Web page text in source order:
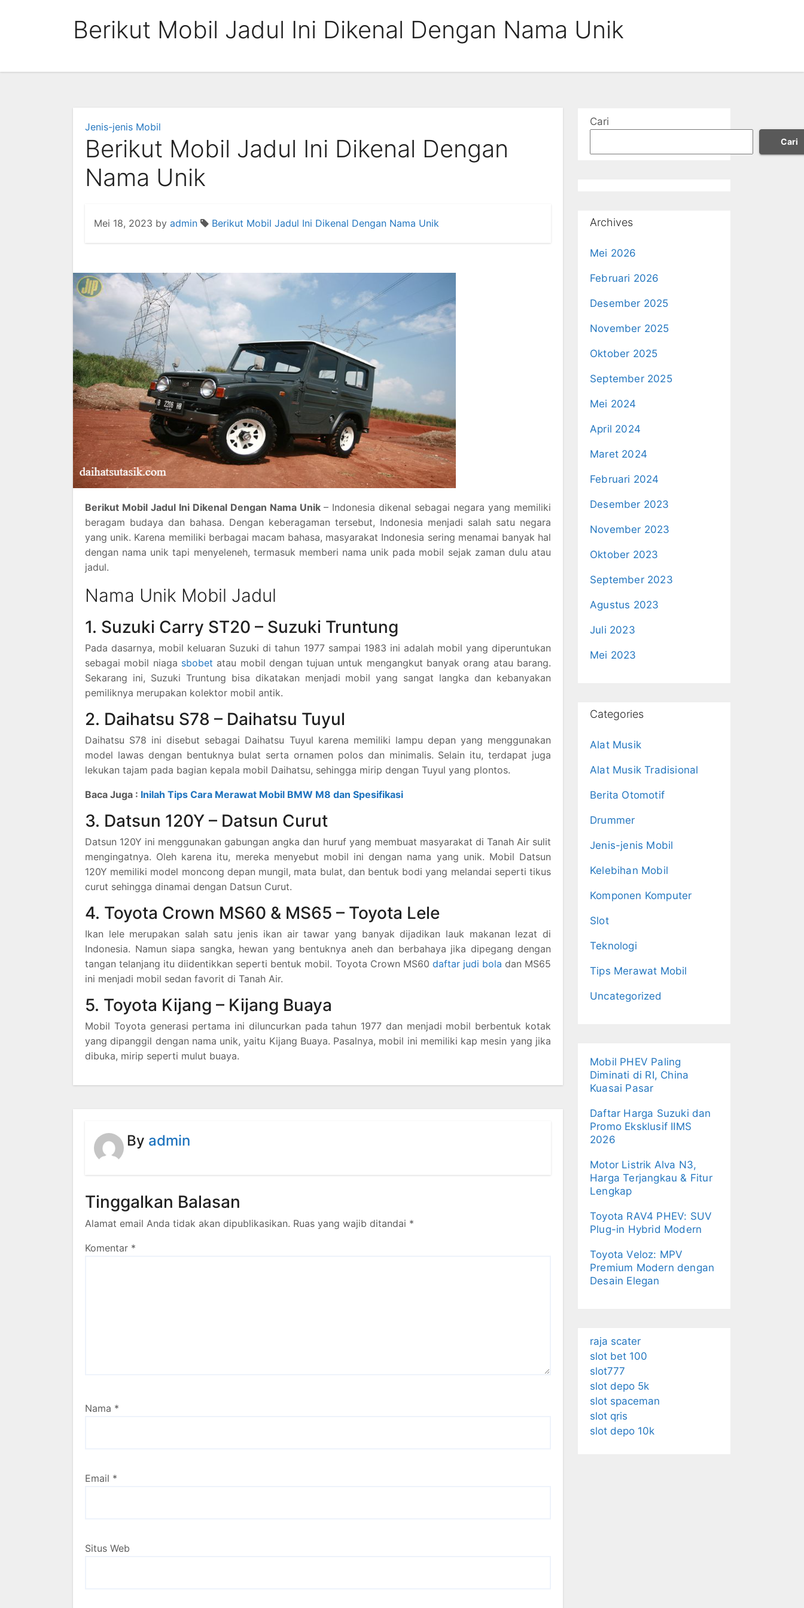
Berikut Mobil Jadul Ini Dikenal Dengan Nama Unik
Jenis-jenis Mobil
Berikut Mobil Jadul Ini Dikenal Dengan
Nama Unik
Mei 18, 2023 by admin Berikut Mobil Jadul Ini Dikenal Dengan Nama Unik
Berikut Mobil Jadul Ini Dikenal Dengan Nama Unik– Indonesia dikenal sebagai negara yang memiliki
beragam budaya dan bahasa. Dengan keberagaman tersebut, Indonesia menjadi salah satu negara
yang unik. Karena memiliki berbagai macam bahasa, masyarakat Indonesia sering menamai banyak hal
dengan nama unik tapi menyeleneh, termasuk memberi nama unik pada mobil sejak zaman dulu atau
jadul.
Nama Unik Mobil Jadul
1. Suzuki Carry ST20 – Suzuki Truntung
Pada dasarnya, mobil keluaran Suzuki di tahun 1977 sampai 1983 ini adalah mobil yang diperuntukan
sebagai mobil niaga sbobet atau mobil dengan tujuan untuk mengangkut banyak orang atau barang.
Sekarang ini, Suzuki Truntung bisa dikatakan menjadi mobil yang sangat langka dan kebanyakan
pemiliknya merupakan kolektor mobil antik.
2. Daihatsu S78 – Daihatsu Tuyul
Daihatsu S78 ini disebut sebagai Daihatsu Tuyul karena memiliki lampu depan yang menggunakan
model lawas dengan bentuknya bulat serta ornamen polos dan minimalis. Selain itu, terdapat juga
lekukan tajam pada bagian kepala mobil Daihatsu, sehingga mirip dengan Tuyul yang plontos.
Baca Juga : Inilah Tips Cara Merawat Mobil BMW M8 dan Spesifikasi
3. Datsun 120Y – Datsun Curut
Datsun 120Y ini menggunakan gabungan angka dan huruf yang membuat masyarakat di Tanah Air sulit
mengingatnya. Oleh karena itu, mereka menyebut mobil ini dengan nama yang unik. Mobil Datsun
120Y memiliki model moncong depan mungil, mata bulat, dan bentuk bodi yang melandai seperti tikus
curut sehingga dinamai dengan Datsun Curut.
4. Toyota Crown MS60 & MS65 – Toyota Lele
Ikan lele merupakan salah satu jenis ikan air tawar yang banyak dijadikan lauk makanan lezat di
Indonesia. Namun siapa sangka, hewan yang bentuknya aneh dan berbahaya jika dipegang dengan
tangan telanjang itu diidentikkan seperti bentuk mobil. Toyota Crown MS60 daftar judi bola dan MS65
ini menjadi mobil sedan favorit di Tanah Air.
5. Toyota Kijang – Kijang Buaya
Mobil Toyota generasi pertama ini diluncurkan pada tahun 1977 dan menjadi mobil berbentuk kotak
yang dipanggil dengan nama unik, yaitu Kijang Buaya. Pasalnya, mobil ini memiliki kap mesin yang jika
dibuka, mirip seperti mulut buaya.
By admin
Tinggalkan Balasan
Alamat email Anda tidak akan dipublikasikan. Ruas yang wajib ditandai *
Komentar *
Nama *
Email *
Situs Web
Cari
Cari
Archives
Mei 2026
Februari 2026
Desember 2025
November 2025
Oktober 2025
September 2025
Mei 2024
April 2024
Maret 2024
Februari 2024
Desember 2023
November 2023
Oktober 2023
September 2023
Agustus 2023
Juli 2023
Mei 2023
Categories
Alat Musik
Alat Musik Tradisional
Berita Otomotif
Drummer
Jenis-jenis Mobil
Kelebihan Mobil
Komponen Komputer
Slot
Teknologi
Tips Merawat Mobil
Uncategorized
Mobil PHEV Paling
Diminati di RI, China
Kuasai Pasar
Daftar Harga Suzuki dan
Promo Eksklusif IIMS
2026
Motor Listrik Alva N3,
Harga Terjangkau & Fitur
Lengkap
Toyota RAV4 PHEV: SUV
Plug-in Hybrid Modern
Toyota Veloz: MPV
Premium Modern dengan
Desain Elegan
raja scater
slot bet 100
slot777
slot depo 5k
slot spaceman
slot qris
slot depo 10k